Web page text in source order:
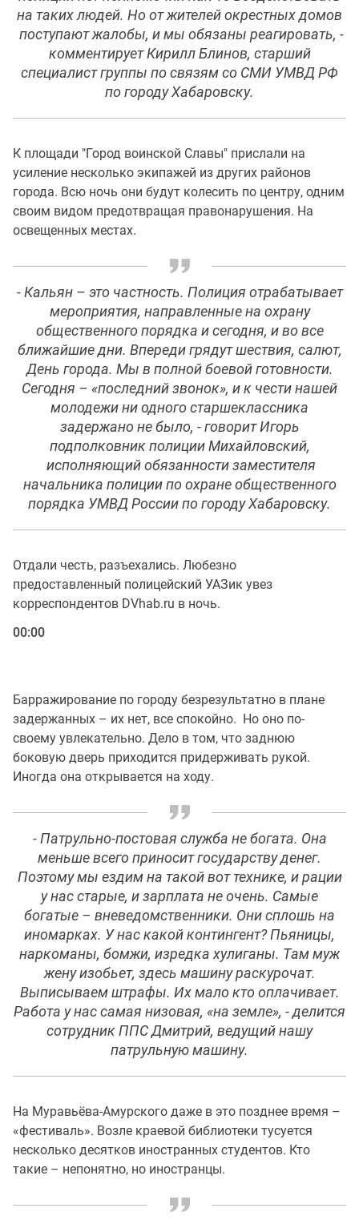
на таких людей. Но от жителей окрестных домов
поступают жалобы, и мы обязаны реагировать, -
комментирует Кирилл Блинов, старший
специалист группы по связям со СМИ УМВД РФ
по городу Хабаровску.
К площади "Город воинской Славы" прислали на
усиление несколько экипажей из других районов
города. Всю ночь они будут колесить по центру, одним
своим видом предотвращая правонарушения. На
освещенных местах.
- Кальян – это частность. Полиция отрабатывает
мероприятия, направленные на охрану
общественного порядка и сегодня, и во все
ближайшие дни. Впереди грядут шествия, салют,
День города. Мы в полной боевой готовности.
Сегодня – «последний звонок», и к чести нашей
молодежи ни одного старшеклассника
задержано не было, - говорит Игорь
подполковник полиции Михайловский,
исполняющий обязанности заместителя
начальника полиции по охране общественного
порядка УМВД России по городу Хабаровску.
Отдали честь, разъехались. Любезно
предоставленный полицейский УАЗик увез
корреспондентов DVhab.ru в ночь.
00:00
Барражирование по городу безрезультатно в плане
задержанных – их нет, все спокойно. Но оно по-
своему увлекательно. Дело в том, что заднюю
боковую дверь приходится придерживать рукой.
Иногда она открывается на ходу.
- Патрульно-постовая служба не богата. Она
меньше всего приносит государству денег.
Поэтому мы ездим на такой вот технике, и рации
у нас старые, и зарплата не очень. Самые
богатые – вневедомственники. Они сплошь на
иномарках. У нас какой контингент? Пьяницы,
наркоманы, бомжи, изредка хулиганы. Там муж
жену изобьет, здесь машину раскурочат.
Выписываем штрафы. Их мало кто оплачивает.
Работа у нас самая низовая, «на земле», - делится
сотрудник ППС Дмитрий, ведущий нашу
патрульную машину.
На Муравьёва-Амурского даже в это позднее время –
«фестиваль». Возле краевой библиотеки тусуется
несколько десятков иностранных студентов. Кто
такие – непонятно, но иностранцы.